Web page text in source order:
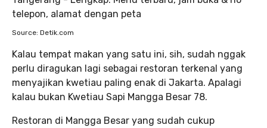
Source: Detik.com
Kalau tempat makan yang satu ini, sih, sudah nggak
perlu diragukan lagi sebagai restoran terkenal yang
menyajikan kwetiau paling enak di Jakarta. Apalagi
kalau bukan Kwetiau Sapi Mangga Besar 78.
Restoran di Mangga Besar yang sudah cukup